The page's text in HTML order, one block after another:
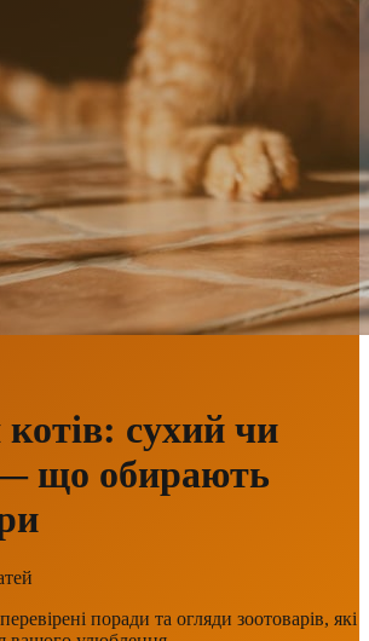
сухий чи
що обирають
поради та огляди зоотоварів, які